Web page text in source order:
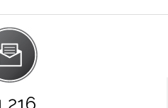
216